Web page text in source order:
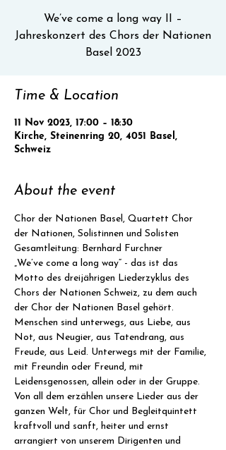
We’ve come a long way II –
Jahreskonzert des Chors der Nationen
Basel 2023
Time & Location
11 Nov 2023, 17:00 – 18:30
Kirche, Steinenring 20, 4051 Basel,
Schweiz
About the event
Chor der Nationen Basel, Quartett Chor
der Nationen, Solistinnen und Solisten
Gesamtleitung: Bernhard Furchner
„We’ve come a long way“ - das ist das
Motto des dreijährigen Liederzyklus des
Chors der Nationen Schweiz, zu dem auch
der Chor der Nationen Basel gehört.
Menschen sind unterwegs, aus Liebe, aus
Not, aus Neugier, aus Tatendrang, aus
Freude, aus Leid. Unterwegs mit der Familie,
mit Freundin oder Freund, mit
Leidensgenossen, allein oder in der Gruppe.
Von all dem erzählen unsere Lieder aus der
ganzen Welt, für Chor und Begleitquintett
kraftvoll und sanft, heiter und ernst
arrangiert von unserem Dirigenten und